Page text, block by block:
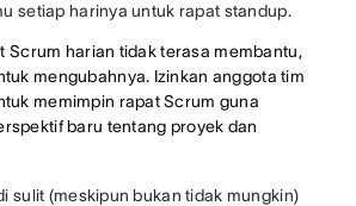
setiap harinya untuk rapat standup.
Scrum harian tidak terasa membantu,
mengubahnya. Izinkan anggota tim
memimpin rapat Scrum guna
baru tentang proyek dan
sulit (meskipun bukan tidak mungkin)